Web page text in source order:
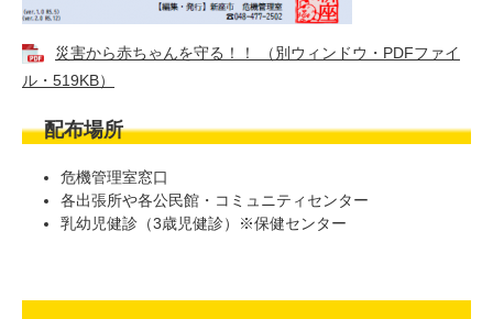
災害から赤ちゃんを守る！！ （別ウィンドウ・PDFファイ
ル・519KB）
配布場所
危機管理室窓口
各出張所や各公民館・コミュニティセンター
乳幼児健診（3歳児健診）※保健センター